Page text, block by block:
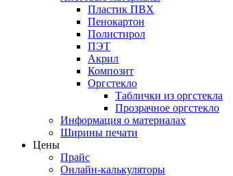
Пластик ПВХ
Пенокартон
Полистирол
ПЭТ
Акрил
Композит
Оргстекло
Таблички из оргстекла
Прозрачное оргстекло
Информация о материалах
Ширины печати
Цены
Прайс
Онлайн-калькуляторы